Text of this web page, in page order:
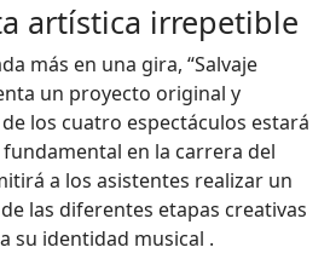
artística irrepetible
más en una gira, “Salvaje
un proyecto original y
los cuatro espectáculos estará
en la carrera del
a los asistentes realizar un
las diferentes etapas creativas
su identidad musical .